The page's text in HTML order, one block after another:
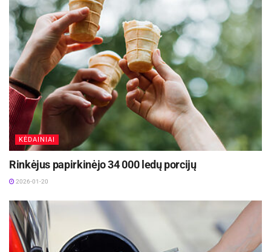
Tarptautinė bendruomenė į Rusiją žvelgia
blaiviomis akimis dėl kelių priežasčių. Aš pats
manau, kad Putino režimas ir jo Vyriausybė nėra
stiprūs šiuo metu, kai ekonominė situacija nėra
tokia gera ir dividendai iš naftos nebėra tokie,
kokie būdavo anksčiau dėl kintančios globalios
dujų rinkos dinamikos, ir dėl stiprėjančios Vakarų
valstybių įtakos bei normų.
Europos Sąjunga ir NATO artėja prie buvusių
vis agresyvesnė. Turbūt nedaugelis mūsų buvo
pasirengę priimti Gruzijos argumentą prieš
kelerius metus, bet dalykai tapo aiškesni po
KĖDAINIAI
Rinkėjus papirkinėjo 34 000 ledų porcijų
2026-01-20